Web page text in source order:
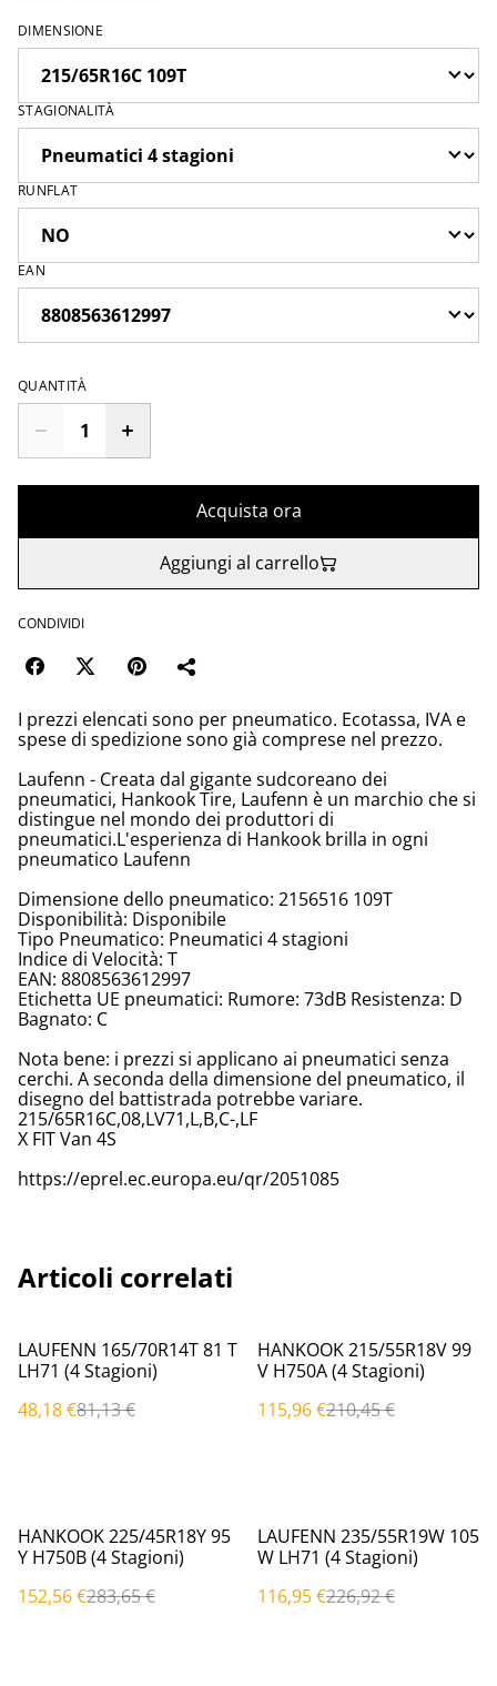
DIMENSIONE
STAGIONALITÀ
RUNFLAT
EAN
QUANTITÀ
Acquista ora
Aggiungi al carrello
CONDIVIDI
I prezzi elencati sono per pneumatico. Ecotassa, IVA e
spese di spedizione sono già comprese nel prezzo.
Laufenn - Creata dal gigante sudcoreano dei
pneumatici, Hankook Tire, Laufenn è un marchio che si
distingue nel mondo dei produttori di
pneumatici.L'esperienza di Hankook brilla in ogni
pneumatico Laufenn
Dimensione dello pneumatico: 2156516 109T
Disponibilità: Disponibile
Tipo Pneumatico: Pneumatici 4 stagioni
Indice di Velocità: T
EAN: 8808563612997
Etichetta UE pneumatici: Rumore: 73dB Resistenza: D
Bagnato: C
Nota bene: i prezzi si applicano ai pneumatici senza
cerchi. A seconda della dimensione del pneumatico, il
disegno del battistrada potrebbe variare.
215/65R16C,08,LV71,L,B,C-,LF
X FIT Van 4S
https://eprel.ec.europa.eu/qr/2051085
Articoli correlati
%
LAUFENN 165/70R14T 81 T
LH71 (4 Stagioni)
48,18 €81,13 €
%
HANKOOK 215/55R18V 99
V H750A (4 Stagioni)
115,96 €210,45 €
%
HANKOOK 225/45R18Y 95
Y H750B (4 Stagioni)
152,56 €283,65 €
%
LAUFENN 235/55R19W 105
W LH71 (4 Stagioni)
116,95 €226,92 €